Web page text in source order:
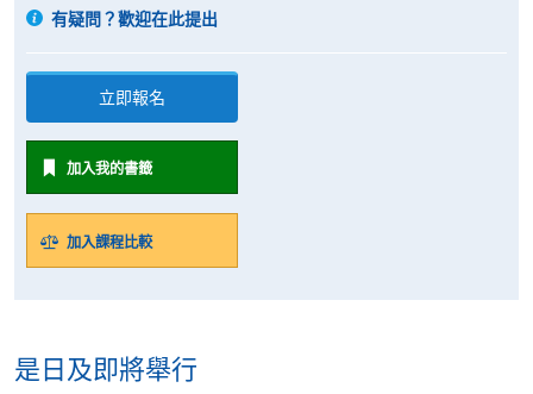
有疑問？歡迎在此提出
立即報名
加入我的書籤
加入課程比較
是日及即將舉行